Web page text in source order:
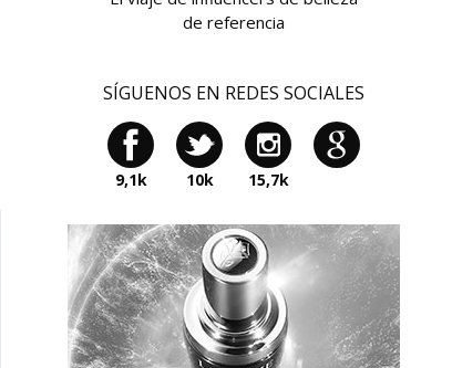
de referencia
SÍGUENOS EN REDES SOCIALES
9,1k 10k 15,7k